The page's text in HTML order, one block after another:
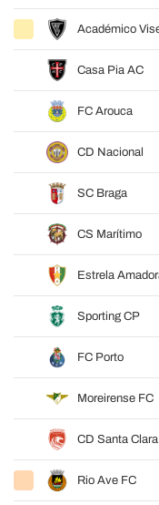
Académico
Casa Pia AC
FC Arouca
CD Nacional
SC Braga
CS Marítimo
Estrela
Sporting CP
FC Porto
Moreirense FC
CD Santa Clara
Rio Ave FC